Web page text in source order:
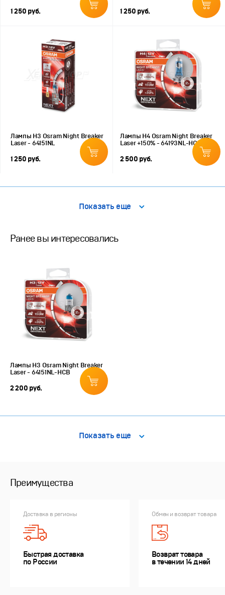
1 250 руб. 1 250 руб.
Лампы H3 Osram Night Breaker
Laser - 64151NL
1 250 руб.
Лампы H4 Osram Night Breaker
Laser +150% - 64193NL-HCB
2 500 руб.
Показать еще
Ранее вы интересовались
Лампы H3 Osram Night Breaker
Laser - 64151NL-HCB
2 200 руб.
Показать еще
Преимущества
Доставка в регионы
Быстрая доставка
по России
Обмен и возврат товара
Возврат товара
в течении 14 дней